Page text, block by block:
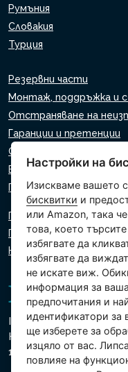
Румъния
Словакия
Турция
Резервни части
Монтаж, поддръжка и
Отстраняване на
Гаранции и претенции
Списък на търговците
Виртуален асистент
Пишете ни
Политика за
Политика за
Настройки на
Intex Trading, s.r.o.
Hradecká 2526/3
130 00 Прага 3 - Чешка
Настройки на
Изискваме вашето
бисквитки и
или Amazon, така
това, което
избягвате да
избягвате да
не искате виж.
информация за
предпочитания и
идентификатори за
ще изберете за
изцяло от вас.
повлияе на